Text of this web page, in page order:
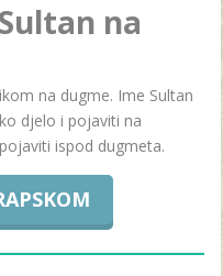
na
na dugme. Ime Sultan
djelo i pojaviti na
ispod dugmeta.